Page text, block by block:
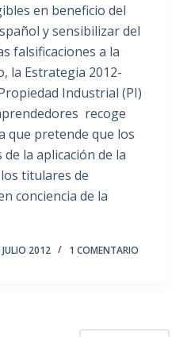
en beneficio del
y sensibilizar del
falsificaciones a la
la Estrategia 2012-
Industrial (PI)
recoge
que pretende que los
la aplicación de la
titulares de
conciencia de la
JULIO 2012 1 COMENTARIO